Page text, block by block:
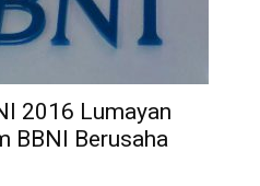
2016 Lumayan
BBNI Berusaha